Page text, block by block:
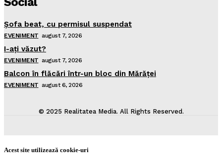
Şofa beat, cu permisul suspendat
EVENIMENT august 7, 2026
I-aţi văzut?
EVENIMENT august 7, 2026
Balcon în flăcări într-un bloc din Mărăţei
EVENIMENT august 6, 2026
© 2025 Realitatea Media. All Rights Reserved.
Acest site utilizează cookie-uri